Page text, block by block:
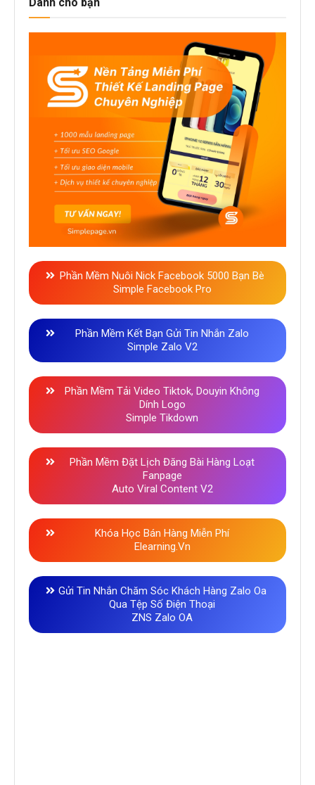
Phần Mềm Nuôi Nick Facebook 5000 Bạn Bè
Simple Facebook Pro
Phần Mềm Kết Bạn Gửi Tin Nhắn Zalo
Simple Zalo V2
Phần Mềm Tải Video Tiktok, Douyin Không
Dính Logo
Simple Tikdown
Phần Mềm Đặt Lịch Đăng Bài Hàng Loạt
Fanpage
Auto Viral Content V2
Khóa Học Bán Hàng Miễn Phí
Elearning.vn
Gửi Tin Nhắn Chăm Sóc Khách Hàng Zalo Oa
Qua Tệp Số Điện Thoại
ZNS Zalo OA